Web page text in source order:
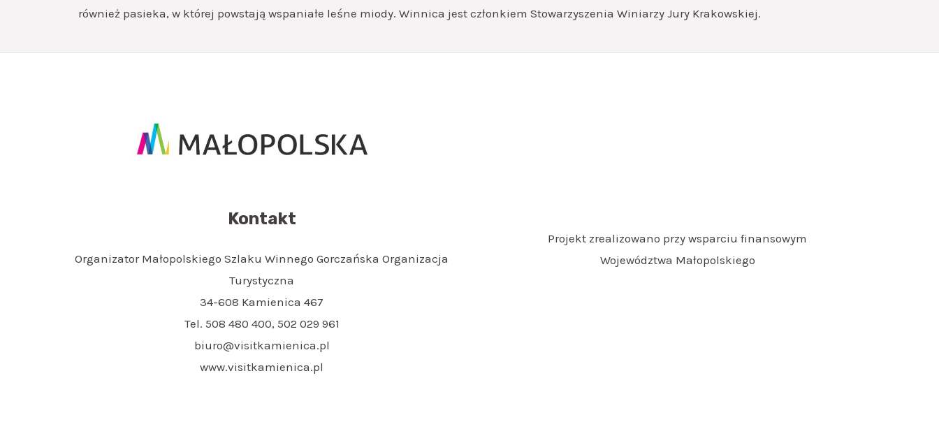
również pasieka, w której powstają wspaniałe leśne miody. Winnica jest członkiem Stowarzyszenia Winiarzy Jury Krakowskiej.
Kontakt
Organizator Małopolskiego Szlaku Winnego Gorczańska Organizacja
Turystyczna
34-608 Kamienica 467
Tel. 508 480 400, 502 029 961
biuro@visitkamienica.pl
www.visitkamienica.pl
Projekt zrealizowano przy wsparciu finansowym
Województwa Małopolskiego